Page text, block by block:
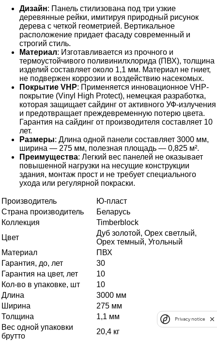
Дизайн: Панель стилизована под три узкие
деревянные рейки, имитируя природный рисунок
дерева с четкой геометрией. Вертикальное
расположение придает фасаду современный и
строгий стиль.
Материал: Изготавливается из прочного и
термоустойчивого поливинилхлорида (ПВХ), толщина
изделий составляет около 1,1 мм. Материал не гниет,
не подвержен коррозии и воздействию насекомых.
Покрытие VHP: Применяется инновационное VHP-
покрытие (Vinyl High Protect), немецкая разработка,
которая защищает сайдинг от активного УФ-излучения
и предотвращает преждевременную потерю цвета.
Гарантия на сайдинг от производителя составляет 10
лет.
Размеры: Длина одной панели составляет 3000 мм,
ширина — 275 мм, полезная площадь — 0,825 м².
Преимущества: Легкий вес панелей не оказывает
повышенной нагрузки на несущие конструкции
здания, монтаж прост и не требует специального
ухода или регулярной покраски.
Производитель
Ю-пласт
Страна производитель
Беларусь
Коллекция
Timberblock
Цвет
Дуб золотой, Орех светлый,
Орех темный, Угольный
Материал
ПВХ
Гарантия, до, лет
30
Гарантия на цвет, лет
10
Кол-во в упаковке, шт
10
Длина
3000 мм
Ширина
275 мм
Толщина
1,1 мм
Вес одной упаковки
брутто
20,4 кг
Privacy notice